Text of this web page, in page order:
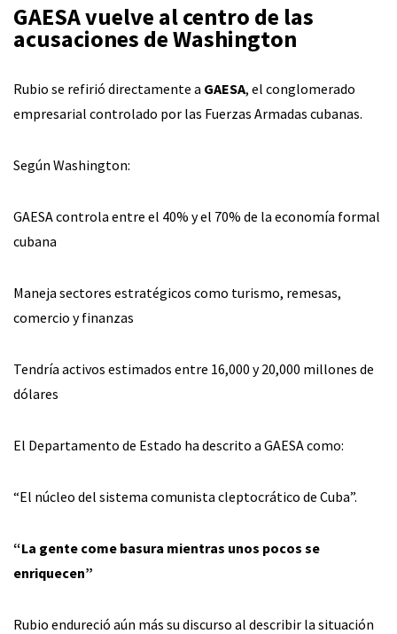
GAESA vuelve al centro de las
acusaciones de Washington
Rubio se refirió directamente a GAESA, el conglomerado
empresarial controlado por las Fuerzas Armadas cubanas.
Según Washington:
GAESA controla entre el 40% y el 70% de la economía formal
cubana
Maneja sectores estratégicos como turismo, remesas,
comercio y finanzas
Tendría activos estimados entre 16,000 y 20,000 millones de
dólares
El Departamento de Estado ha descrito a GAESA como:
“El núcleo del sistema comunista cleptocrático de Cuba”.
“La gente come basura mientras unos pocos se
enriquecen”
Rubio endureció aún más su discurso al describir la situación